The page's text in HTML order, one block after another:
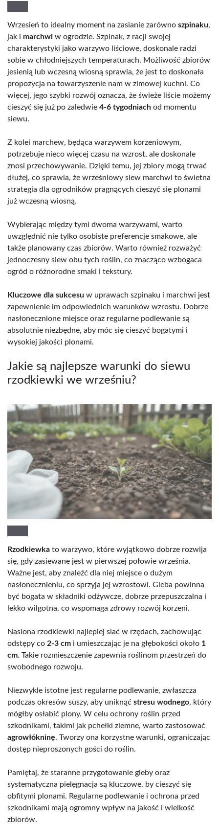
Wrzesień to idealny moment na zasianie zarówno szpinaku,
jak i marchwi w ogrodzie. Szpinak, z racji swojej
charakterystyki jako warzywo liściowe, doskonale radzi
sobie w chłodniejszych temperaturach. Możliwość zbiorów
jesienią lub wczesną wiosną sprawia, że jest to doskonała
propozycja na towarzyszenie nam w zimowej kuchni. Co
więcej, jego szybki rozwój oznacza, że świeże liście możemy
cieszyć się już po zaledwie 4-6 tygodniach od momentu
siewu.
Z kolei marchew, będąca warzywem korzeniowym,
potrzebuje nieco więcej czasu na wzrost, ale doskonale
znosi przechowywanie. Dzięki temu, jej zbiory mogą trwać
dłużej, co sprawia, że wrześniowy siew marchwi to świetna
strategia dla ogrodników pragnących cieszyć się plonami
już wczesną wiosną.
Wybierając między tymi dwoma warzywami, warto
uwzględnić nie tylko osobiste preferencje smakowe, ale
także planowany czas zbiorów. Warto również rozważyć
jednoczesny siew obu tych roślin, co znacząco wzbogaca
ogród o różnorodne smaki i tekstury.
Kluczowe dla sukcesu w uprawach szpinaku i marchwi jest
zapewnienie im odpowiednich warunków wzrostu. Dobrze
nasłonecznione miejsce oraz regularne podlewanie są
absolutnie niezbędne, aby móc się cieszyć bogatymi i
wysokiej jakości plonami.
Jakie są najlepsze warunki do siewu
rzodkiewki we wrześniu?
Rzodkiewka to warzywo, które wyjątkowo dobrze rozwija
się, gdy zasiewane jest w pierwszej połowie września.
Ważne jest, aby znaleźć dla niej miejsce o dużym
nasłonecznieniu, co sprzyja jej wzrostowi. Gleba powinna
być bogata w składniki odżywcze, dobrze przepuszczalna i
lekko wilgotna, co wspomaga zdrowy rozwój korzeni.
Nasiona rzodkiewki najlepiej siać w rzędach, zachowując
odstępy co 2-3 cm i umieszczając je na głębokości około 1
cm. Takie rozmieszczenie zapewnia roślinom przestrzeń do
swobodnego rozwoju.
Niezwykle istotne jest regularne podlewanie, zwłaszcza
podczas okresów suszy, aby uniknąć stresu wodnego, który
mógłby osłabić plony. W celu ochrony roślin przed
szkodnikami, takimi jak pchełki ziemne, warto zastosować
agrowłókninę. Tworzy ona korzystne warunki, ograniczając
dostęp nieproszonych gości do roślin.
Pamiętaj, że staranne przygotowanie gleby oraz
systematyczna pielęgnacja są kluczowe, by cieszyć się
obfitymi plonami. Regularne podlewanie i ochrona przed
szkodnikami mają ogromny wpływ na jakość i wielkość
zbiorów.